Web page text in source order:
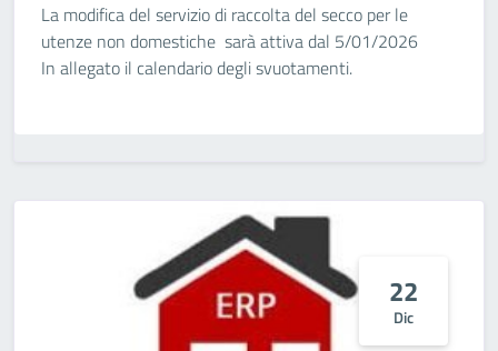
La modifica del servizio di raccolta del secco per le
utenze non domestiche sarà attiva dal 5/01/2026
In allegato il calendario degli svuotamenti.
22
Dic